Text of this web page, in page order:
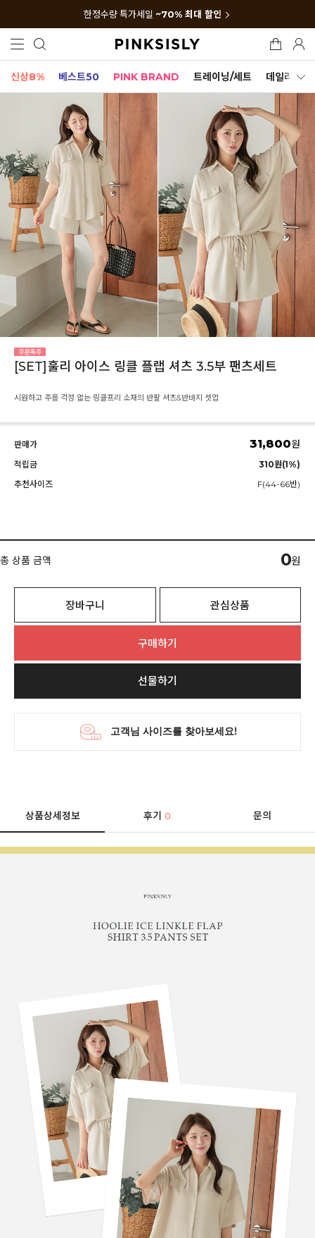
한정수량 특가세일 ~70% 최대 할인
신상8% 베스트50 PINK BRAND 트레이닝/세트 데일리세트
[SET]훌리 아이스 링클 플랩 셔츠 3.5부 팬츠세트
시원하고 주름 걱정 없는 링클프리 소재의 반팔 셔츠&반바지 셋업
판매가 31,800원
적립금
310원(1%)
추천사이즈
F(44-66반)
총 상품 금액 0원
장바구니 관심상품
구매하기
선물하기
상품상세정보 후기0 문의